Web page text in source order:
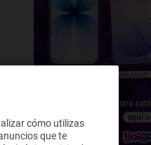
cómo utilizas
que te